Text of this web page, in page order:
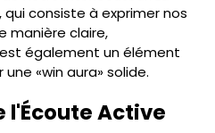
consiste à exprimer nos
manière claire,
également un élément
«win aura» solide.
Active